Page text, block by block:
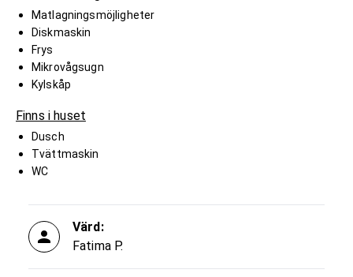
Matlagningsmöjligheter
Diskmaskin
Frys
Mikrovågsugn
Kylskåp
Finns i huset
Dusch
Tvättmaskin
WC
Värd:
Fatima P.